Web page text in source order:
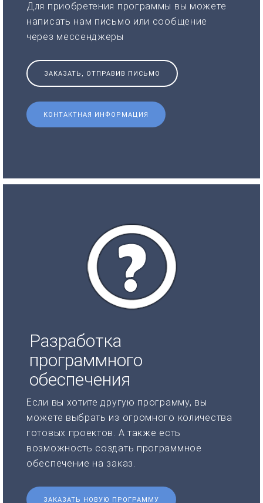
Для приобретения программы вы можете
написать нам письмо или сообщение
через мессенджеры
ЗАКАЗАТЬ, ОТПРАВИВ ПИСЬМО
КОНТАКТНАЯ ИНФОРМАЦИЯ
Разработка
программного
обеспечения
Если вы хотите другую программу, вы
можете выбрать из огромного количества
готовых проектов. А также есть
возможность создать программное
обеспечение на заказ.
ЗАКАЗАТЬ НОВУЮ ПРОГРАММУ